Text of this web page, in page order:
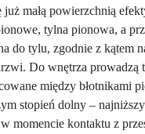
już małą powierzchnią
tylna pionowa, a
do tylu, zgodnie z kątem
Do wnętrza prowadzą
między błotnikami
stopień dolny –
momencie kontaktu z